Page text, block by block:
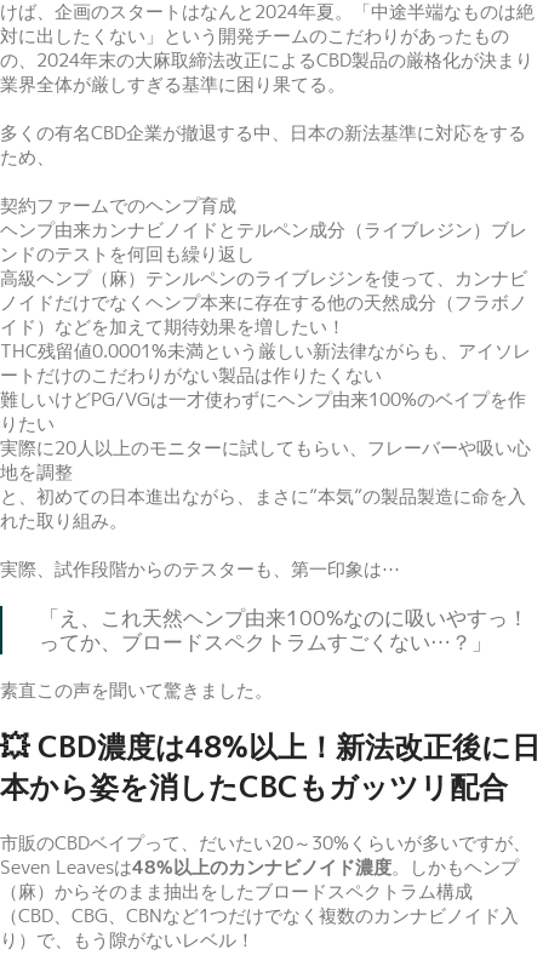
けば、企画のスタートはなんと2024年夏。「中途半端なものは絶
対に出したくない」という開発チームのこだわりがあったもの
の、2024年末の大麻取締法改正によるCBD製品の厳格化が決まり
業界全体が厳しすぎる基準に困り果てる。
多くの有名CBD企業が撤退する中、日本の新法基準に対応をする
ため、
契約ファームでのヘンプ育成
ヘンプ由来カンナビノイドとテルペン成分（ライブレジン）ブレ
ンドのテストを何回も繰り返し
高級ヘンプ（麻）テンルペンのライブレジンを使って、カンナビ
ノイドだけでなくヘンプ本来に存在する他の天然成分（フラボノ
イド）などを加えて期待効果を増したい！
THC残留値0.0001%未満という厳しい新法律ながらも、アイソレ
ートだけのこだわりがない製品は作りたくない
難しいけどPG/VGは一才使わずにヘンプ由来100%のベイプを作
りたい
実際に20人以上のモニターに試してもらい、フレーバーや吸い心
地を調整
と、初めての日本進出ながら、まさに”本気”の製品製造に命を入
れた取り組み。
実際、試作段階からのテスターも、第一印象は…
「え、これ天然ヘンプ由来100%なのに吸いやすっ！
ってか、ブロードスペクトラムすごくない…？」
素直この声を聞いて驚きました。
💥 CBD濃度は48%以上！新法改正後に日
本から姿を消したCBCもガッツリ配合
市販のCBDベイプって、だいたい20～30%くらいが多いですが、
Seven Leavesは48%以上のカンナビノイド濃度。しかもヘンプ
（麻）からそのまま抽出をしたブロードスペクトラム構成
（CBD、CBG、CBNなど1つだけでなく複数のカンナビノイド入
り）で、もう隙がないレベル！